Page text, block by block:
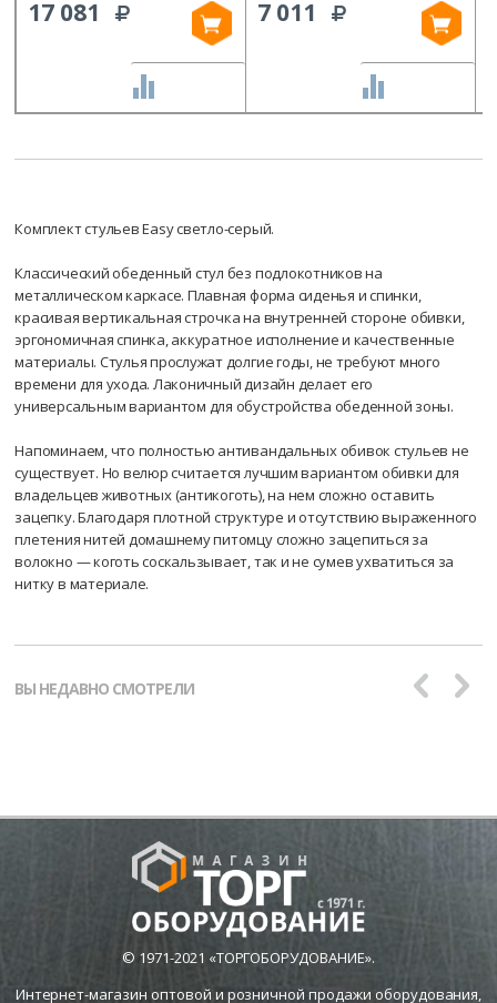
17 081 7 011
Комплект стульев Easy светло-серый.
Классический обеденный стул без подлокотников на
металлическом каркасе. Плавная форма сиденья и спинки,
красивая вертикальная строчка на внутренней стороне обивки,
эргономичная спинка, аккуратное исполнение и качественные
материалы. Стулья прослужат долгие годы, не требуют много
времени для ухода. Лаконичный дизайн делает его
универсальным вариантом для обустройства обеденной зоны.
Напоминаем, что полностью антивандальных обивок стульев не
существует. Но велюр считается лучшим вариантом обивки для
владельцев животных (антикоготь), на нем сложно оставить
зацепку. Благодаря плотной структуре и отсутствию выраженного
плетения нитей домашнему питомцу сложно зацепиться за
волокно — коготь соскальзывает, так и не сумев ухватиться за
нитку в материале.
ВЫ НЕДАВНО СМОТРЕЛИ
© 1971-2021 «ТОРГОБОРУДОВАНИЕ».
Интернет-магазин оптовой и розничной продажи оборудования,